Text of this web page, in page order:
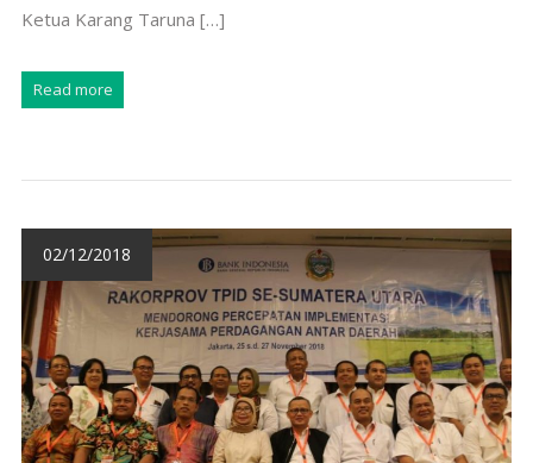
Ketua Karang Taruna […]
Read more
02/12/2018